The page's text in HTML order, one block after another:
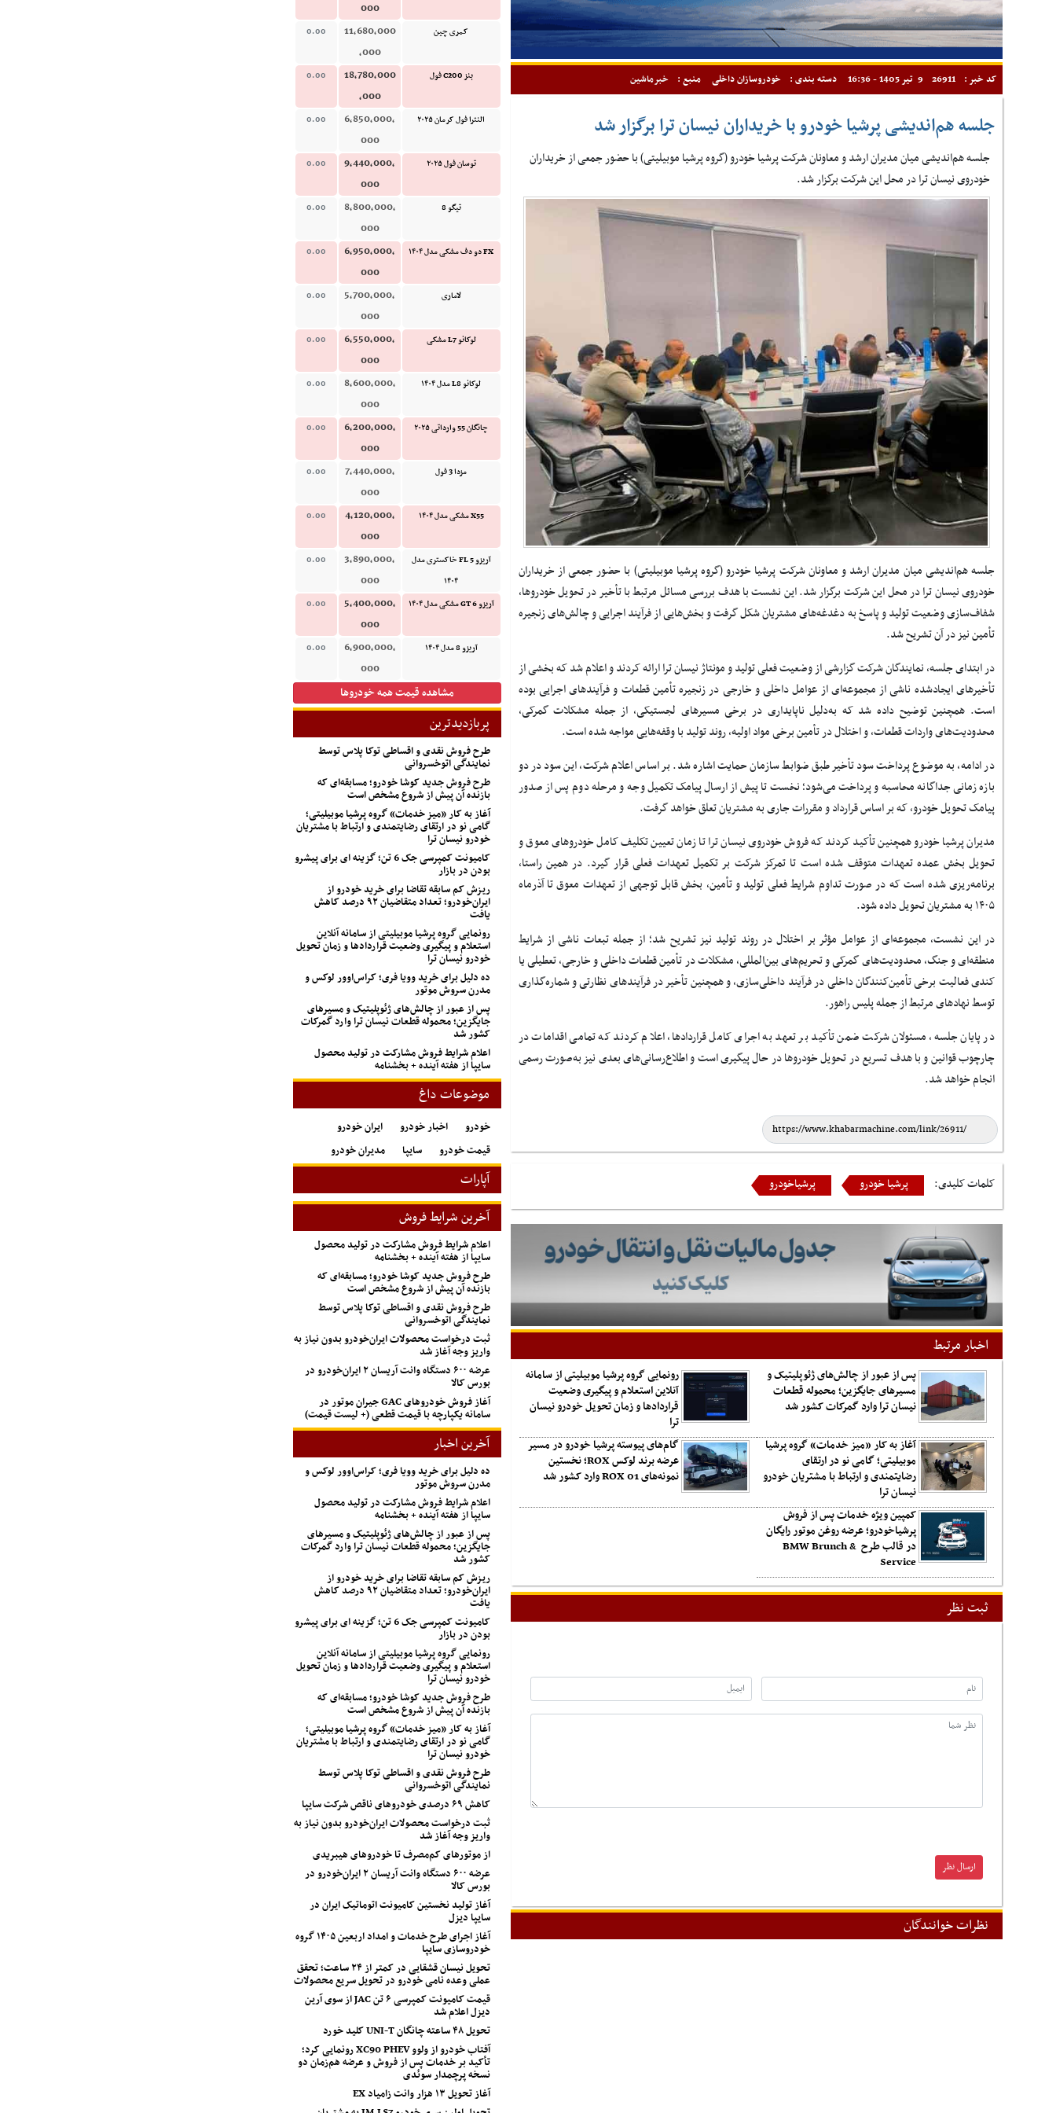
کد خبر : 26911 9 تیر 1405 - 16:36 دسته بندی : خودروسازان داخلی منبع : خبرماشین
جلسه هم‌اندیشی پرشیا خودرو با خریداران نیسان ترا برگزار شد
جلسه هم‌اندیشی میان مدیران ارشد و معاونان شرکت پرشیا خودرو (گروه پرشیا موبیلیتی) با حضور جمعی از خریداران
خودروی نیسان ترا در محل این شرکت برگزار شد.
جلسه هم‌اندیشی میان مدیران ارشد و معاونان شرکت پرشیا خودرو (گروه پرشیا موبیلیتی) با حضور جمعی از خریداران
خودروی نیسان ترا در محل این شرکت برگزار شد. این نشست با هدف بررسی مسائل مرتبط با تأخیر در تحویل خودروها،
شفاف‌سازی وضعیت تولید و پاسخ به دغدغه‌های مشتریان شکل گرفت و بخش‌هایی از فرآیند اجرایی و چالش‌های زنجیره
تأمین نیز در آن تشریح شد.
در ابتدای جلسه، نمایندگان شرکت گزارشی از وضعیت فعلی تولید و مونتاژ نیسان ترا ارائه کردند و اعلام شد که بخشی از
تأخیرهای ایجادشده ناشی از مجموعه‌ای از عوامل داخلی و خارجی در زنجیره تأمین قطعات و فرآیندهای اجرایی بوده
است. همچنین توضیح داده شد که به‌دلیل ناپایداری در برخی مسیرهای لجستیکی، از جمله مشکلات گمرکی،
محدودیت‌های واردات قطعات، و اختلال در تأمین برخی مواد اولیه، روند تولید با وقفه‌هایی مواجه شده است.
در ادامه، به موضوع پرداخت سود تأخیر طبق ضوابط سازمان حمایت اشاره شد. بر اساس اعلام شرکت، این سود در دو
بازه زمانی جداگانه محاسبه و پرداخت می‌شود؛ نخست تا پیش از ارسال پیامک تکمیل وجه و مرحله دوم پس از صدور
پیامک تحویل خودرو، که بر اساس قرارداد و مقررات جاری به مشتریان تعلق خواهد گرفت.
مدیران پرشیا خودرو همچنین تأکید کردند که فروش خودروی نیسان ترا تا زمان تعیین تکلیف کامل خودروهای معوق و
تحویل بخش عمده تعهدات متوقف شده است تا تمرکز شرکت بر تکمیل تعهدات فعلی قرار گیرد. در همین راستا،
برنامه‌ریزی شده است که در صورت تداوم شرایط فعلی تولید و تأمین، بخش قابل توجهی از تعهدات معوق تا آذرماه
۱۴۰۵ به مشتریان تحویل داده شود
.
در این نشست، مجموعه‌ای از عوامل مؤثر بر اختلال در روند تولید نیز تشریح شد؛ از جمله تبعات ناشی از شرایط
منطقه‌ای و جنگ، محدودیت‌های گمرکی و تحریم‌های بین‌المللی، مشکلات در تأمین قطعات داخلی و خارجی، تعطیلی یا
کندی فعالیت برخی تأمین‌کنندگان داخلی در فرآیند داخلی‌سازی، و همچنین تأخیر در فرآیندهای نظارتی و شماره‌گذاری
توسط نهادهای مرتبط از جمله پلیس راهور.
در پایان جلسه، مسئولان شرکت ضمن تأکید بر تعهد به اجرای کامل قراردادها، اعلام کردند که تمامی اقدامات در
چارچوب قوانین و با هدف تسریع در تحویل خودروها در حال پیگیری است و اطلاع‌رسانی‌های بعدی نیز به‌صورت رسمی
انجام خواهد شد.
کلمات کلیدی: پرشیا خودرو پرشیاخودرو
اخبار مرتبط
پس از عبور از چالش‌های ژئوپلیتیک و
مسیرهای جایگزین؛ محموله قطعات
نیسان ترا وارد گمرکات کشور شد
رونمایی گروه پرشیا موبیلیتی از سامانه
آنلاین استعلام و پیگیری وضعیت
قراردادها و زمان تحویل خودرو نیسان
ترا
آغاز به کار «میز خدمات» گروه پرشیا
موبیلیتی؛ گامی نو در ارتقای
رضایتمندی و ارتباط با مشتریان خودرو
نیسان ترا
گام‌های پیوسته پرشیا خودرو در مسیر
عرضه برند لوکس ROX؛ نخستین
نمونه‌های ROX 01 وارد کشور شد
کمپین ویژه خدمات پس از فروش
پرشیاخودرو؛ عرضه روغن موتور رایگان
در قالب طرح BMW Brunch &
Service
ثبت نظر
نظرات خوانندگان
000
کمری چین
11,680,000
,000
0.00
بنز C200 فول
18,780,000
,000
0.00
النترا فول کرمان ۲۰۲۵
6,850,000,
000
0.00
توسان فول ۲۰۲۵
9,440,000,
000
0.00
تیگو 8
8,800,000,
000
0.00
FX دو دف مشکی مدل ۱۴۰۴
6,950,000,
000
0.00
لاماری
5,700,000,
000
0.00
لوکانو L7 مشکی
6,550,000,
000
0.00
لوکانو L8 مدل ۱۴۰۴
8,600,000,
000
0.00
چانگان 55 وارداتی ۲۰۲۵
6,200,000,
000
0.00
مزدا 3 فول
7,440,000,
000
0.00
X55 مشکی مدل ۱۴۰۴
4,120,000,
000
0.00
آریزو 5 FL خاکستری مدل
۱۴۰۴
3,890,000,
000
0.00
آریزو 6 GT مشکی مدل ۱۴۰۴
5,400,000,
000
0.00
آریزو 8 مدل ۱۴۰۴
6,900,000,
000
0.00
مشاهده قیمت همه خودروها
پربازدیدترین
طرح فروش نقدی و اقساطی توکا پلاس توسط
نمایندگی اتوخسروانی
طرح فروش جدید کوشا خودرو؛ مسابقه‌ای که
بازنده آن پیش از شروع مشخص است
آغاز به کار «میز خدمات» گروه پرشیا موبیلیتی؛
گامی نو در ارتقای رضایتمندی و ارتباط با مشتریان
خودرو نیسان ترا
کامیونت کمپرسی جک 6 تن؛ گزینه ای برای پیشرو
بودن در بازار
ریزش کم‌ سابقه تقاضا برای خرید خودرو از
ایران‌خودرو؛ تعداد متقاضیان ۹۲ درصد کاهش
یافت
رونمایی گروه پرشیا موبیلیتی از سامانه آنلاین
استعلام و پیگیری وضعیت قراردادها و زمان تحویل
خودرو نیسان ترا
ده دلیل برای خرید وویا فری؛ کراس‌اوور لوکس و
مدرن سروش موتور
پس از عبور از چالش‌های ژئوپلیتیک و مسیرهای
جایگزین؛ محموله قطعات نیسان ترا وارد گمرکات
کشور شد
اعلام شرایط فروش مشارکت در تولید محصول
سایپا از هفته آینده + بخشنامه
موضوعات داغ
خودرو اخبار خودرو
ایران خودرو
قیمت خودرو
سایپا مدیران خودرو
آپارات
آخرین شرایط فروش
اعلام شرایط فروش مشارکت در تولید محصول
سایپا از هفته آینده + بخشنامه
طرح فروش جدید کوشا خودرو؛ مسابقه‌ای که
بازنده آن پیش از شروع مشخص است
طرح فروش نقدی و اقساطی توکا پلاس توسط
نمایندگی اتوخسروانی
ثبت درخواست محصولات ایران‌خودرو بدون نیاز به
واریز وجه آغاز شد
عرضه ۶۰۰ دستگاه وانت آریسان ۲ ایران‌خودرو در
بورس کالا
آغاز فروش خودروهای GAC جیران موتور در
سامانه یکپارچه با قیمت قطعی (+ لیست قیمت)
آخرین اخبار
ده دلیل برای خرید وویا فری؛ کراس‌اوور لوکس و
مدرن سروش موتور
اعلام شرایط فروش مشارکت در تولید محصول
سایپا از هفته آینده + بخشنامه
پس از عبور از چالش‌های ژئوپلیتیک و مسیرهای
جایگزین؛ محموله قطعات نیسان ترا وارد گمرکات
کشور شد
ریزش کم‌ سابقه تقاضا برای خرید خودرو از
ایران‌خودرو؛ تعداد متقاضیان ۹۲ درصد کاهش
یافت
کامیونت کمپرسی جک 6 تن؛ گزینه ای برای پیشرو
بودن در بازار
رونمایی گروه پرشیا موبیلیتی از سامانه آنلاین
استعلام و پیگیری وضعیت قراردادها و زمان تحویل
خودرو نیسان ترا
طرح فروش جدید کوشا خودرو؛ مسابقه‌ای که
بازنده آن پیش از شروع مشخص است
آغاز به کار «میز خدمات» گروه پرشیا موبیلیتی؛
گامی نو در ارتقای رضایتمندی و ارتباط با مشتریان
خودرو نیسان ترا
طرح فروش نقدی و اقساطی توکا پلاس توسط
نمایندگی اتوخسروانی
کاهش ۶۹ درصدی خودروهای ناقص شرکت سایپا
ثبت درخواست محصولات ایران‌خودرو بدون نیاز به
واریز وجه آغاز شد
از موتورهای کم‌مصرف تا خودروهای هیبریدی
عرضه ۶۰۰ دستگاه وانت آریسان ۲ ایران‌خودرو در
بورس کالا
آغاز تولید نخستین کامیونت اتوماتیک ایران در
سایپا دیزل
آغاز اجرای طرح خدمات و امداد اربعین ۱۴۰۵ گروه
خودروسازی سایپا
تحویل نیسان قشقایی در کمتر از ۲۴ ساعت؛ تحقق
عملی وعده نامی خودرو در تحویل سریع محصولات
قیمت کامیونت کمپرسی ۶ تن JAC از سوی آرین
دیزل اعلام شد
تحویل ۴۸ ساعته چانگان UNI-T کلید خورد
آفتاب خودرو از ولوو XC90 PHEV رونمایی کرد؛
تأکید بر خدمات پس از فروش و عرضه هم‌زمان دو
نسخه پرچمدار سوئدی
آغاز تحویل ۱۳ هزار وانت زامیاد EX